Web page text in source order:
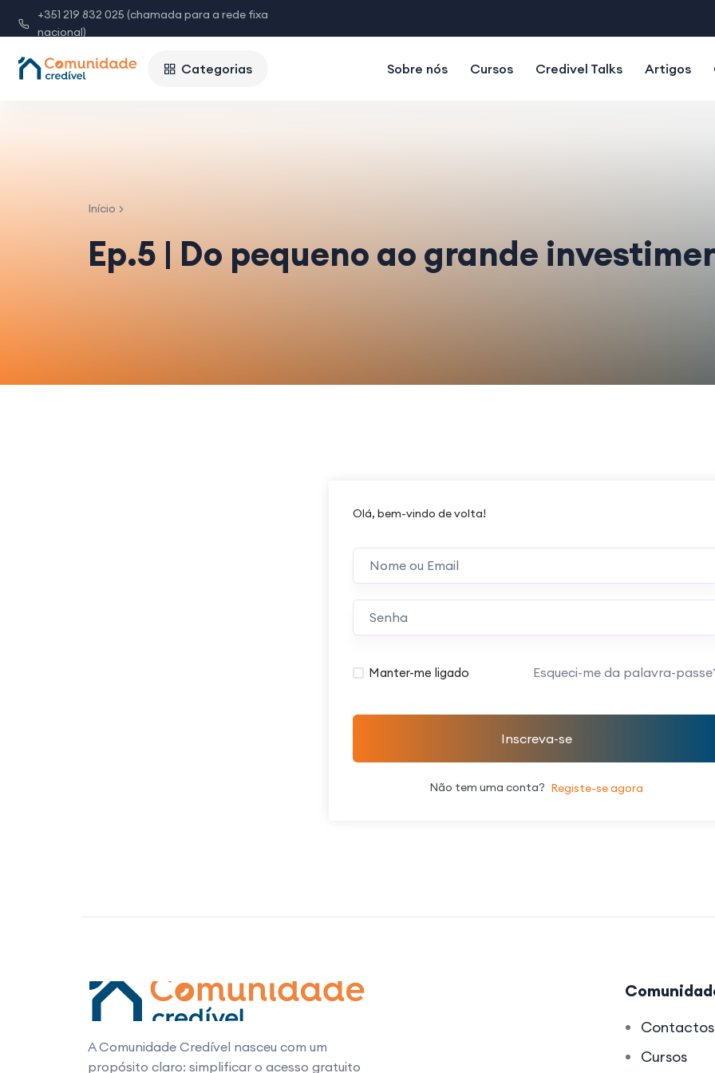
+351 219 832 025 (chamada para a rede fixa
nacional)
Categorias Sobre nós Cursos Credivel Talks Artigos
Início
Ep.5 | Do pequeno ao grande
Olá, bem-vindo de volta!
Manter-me ligado Esqueci-me da palavra-
Inscreva-se
Não tem uma conta? Registe-se agora
A Comunidade Credível nasceu com um
propósito claro: simplificar o acesso gratuito
Contactos
Cursos